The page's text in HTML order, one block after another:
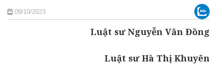
09/10/2023
Luật sư Nguyễn Văn Đồng
Luật sư Hà Thị Khuyên